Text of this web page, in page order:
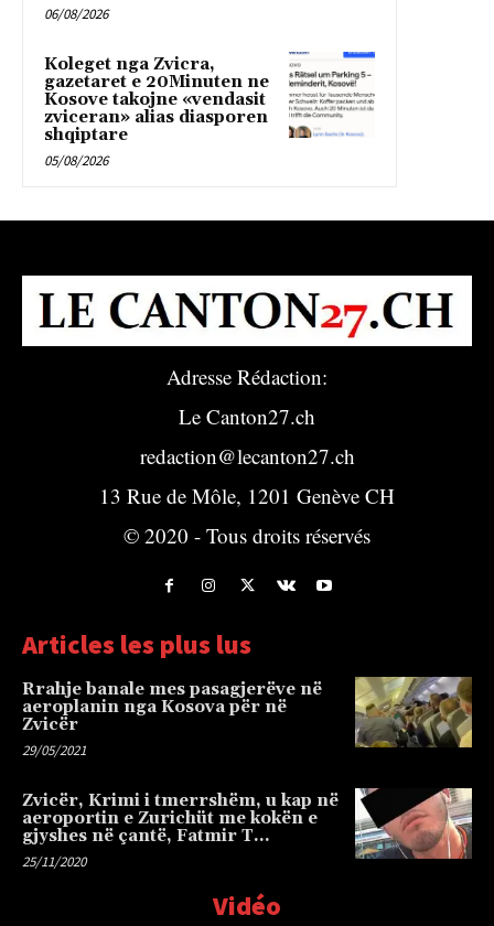
06/08/2026
Koleget nga Zvicra,
gazetaret e 20Minuten ne
Kosove takojne «vendasit
zviceran» alias diasporen
shqiptare
05/08/2026
Adresse Rédaction:
Le Canton27.ch
redaction@lecanton27.ch
13 Rue de Môle, 1201 Genève CH
© 2020 - Tous droits réservés
Articles les plus lus
Rrahje banale mes pasagjerëve në
aeroplanin nga Kosova për në
Zvicër
29/05/2021
Zvicër, Krimi i tmerrshëm, u kap në
aeroportin e Zurichüt me kokën e
gjyshes në çantë, Fatmir T…
25/11/2020
Vidéo